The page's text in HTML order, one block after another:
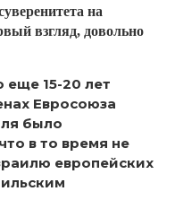
на
взгляд, довольно
еще 15-20 лет
Евросоюза
было
в то время не
европейских